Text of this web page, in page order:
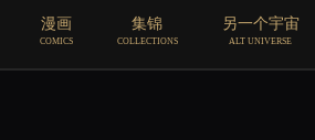
漫画
COMICS
集锦
COLLECTIONS
另一个宇宙
ALT UNIVERSE